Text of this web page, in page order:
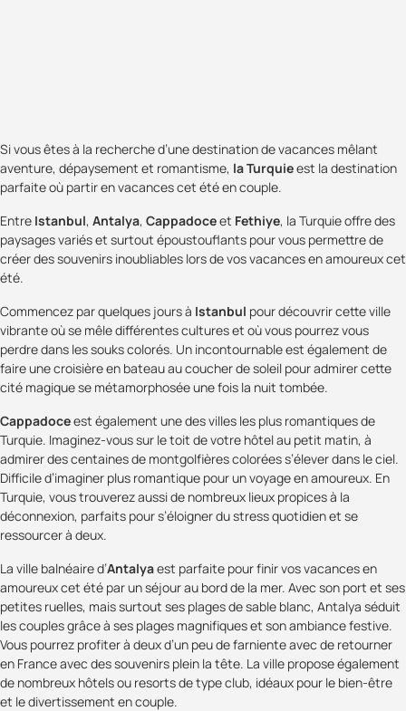
Si vous êtes à la recherche d’une destination de vacances mêlant
aventure, dépaysement et romantisme, la Turquieest la destination
parfaite où partir en vacances cet été en couple.
Entre Istanbul, Antalya, Cappadoceet Fethiye, la Turquie offre des
paysages variés et surtout époustouflants pour vous permettre de
créer des souvenirs inoubliables lors de vos vacances en amoureux cet
été.
Commencez par quelques jours à Istanbul pour découvrir cette ville
vibrante où se mêle différentes cultures et où vous pourrez vous
perdre dans les souks colorés. Un incontournable est également de
faire une croisière en bateau au coucher de soleil pour admirer cette
cité magique se métamorphosée une fois la nuit tombée.
Cappadoceest également une des villes les plus romantiques de
Turquie. Imaginez-vous sur le toit de votre hôtel au petit matin, à
admirer des centaines de montgolfières colorées s’élever dans le ciel.
Difficile d’imaginer plus romantique pour un voyage en amoureux. En
Turquie, vous trouverez aussi de nombreux lieux propices à la
déconnexion, parfaits pour s’éloigner du stress quotidien et se
ressourcer à deux.
La ville balnéaire d’Antalyaest parfaite pour finir vos vacances en
amoureux cet été par un séjour au bord de la mer. Avec son port et ses
petites ruelles, mais surtout ses plages de sable blanc, Antalya séduit
les couples grâce à ses plages magnifiques et son ambiance festive.
Vous pourrez profiter à deux d’un peu de farniente avec de retourner
en France avec des souvenirs plein la tête. La ville propose également
de nombreux hôtels ou resorts de type club, idéaux pour le bien-être
et le divertissement en couple.